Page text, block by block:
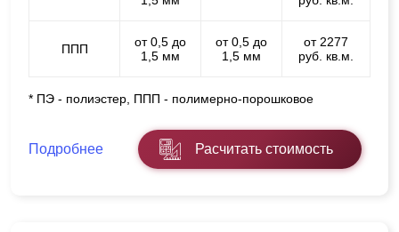
ППП
от 0,5 до
1,5 мм
от 0,5 до
1,5 мм
от 2277
руб. кв.м.
* ПЭ - полиэстер, ППП - полимерно-порошковое
Подробнее Расчитать стоимость